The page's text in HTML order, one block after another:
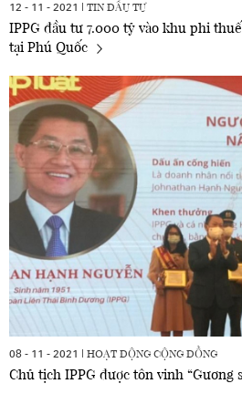
12 - 11 - 2021 | TIN ĐẦU TƯ
IPPG đầu tư 7.000 tỷ vào khu phi
tại Phú Quốc
08 - 11 - 2021 | HOẠT ĐỘNG CỘNG ĐỒNG
Chủ tịch IPPG được tôn vinh “Gương